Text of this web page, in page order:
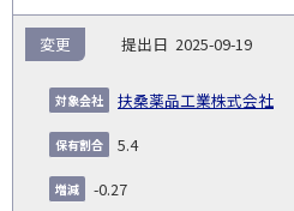
2025-09-19
扶桑薬品工業株式会社
変更
5.4
-0.27